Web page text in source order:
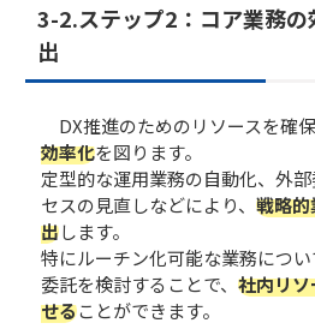
3-2.​​ステップ2：コア業務の
出
DX推進のためのリソースを確保
効率化を図ります。
定型的な運用業務の自動化、外
セスの見直しなどにより、 戦略
出します。
特にルーチン化可能な業務につ
委託を検討することで、 社内リソ
せることができます。